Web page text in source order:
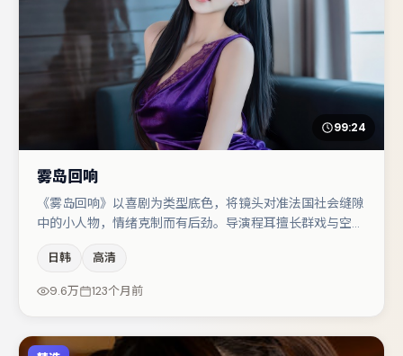
99:24
雾岛回响
《雾岛回响》以喜剧为类型底色，将镜头对准法国社会缝隙
中的小人物，情绪克制而有后劲。导演程耳擅长群戏与空间
担叙事驱动，章子怡、肖央分别提供反差与喜剧/悬疑调剂
（视场次而定）。若你偏爱强类型与清晰主线，这部作品值
得关注。
日韩 高清
9.6万 123个月前